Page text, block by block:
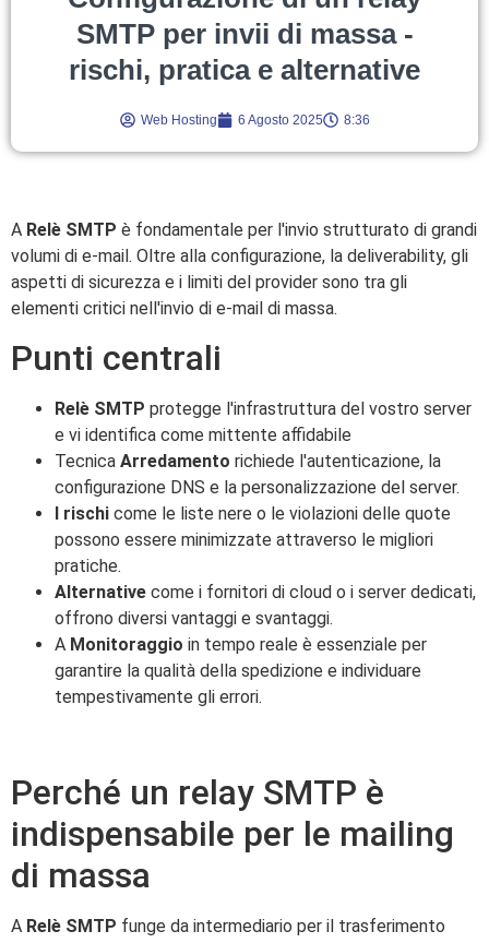
SMTP per invii di massa -
rischi, pratica e alternative
Web Hosting 6 Agosto 2025 8:36
A Relè SMTP è fondamentale per l'invio strutturato di grandi
volumi di e-mail. Oltre alla configurazione, la deliverability, gli
aspetti di sicurezza e i limiti del provider sono tra gli
elementi critici nell'invio di e-mail di massa.
Punti centrali
Relè SMTP protegge l'infrastruttura del vostro server
e vi identifica come mittente affidabile
Tecnica Arredamento richiede l'autenticazione, la
configurazione DNS e la personalizzazione del server.
I rischi come le liste nere o le violazioni delle quote
possono essere minimizzate attraverso le migliori
pratiche.
Alternative come i fornitori di cloud o i server dedicati,
offrono diversi vantaggi e svantaggi.
A Monitoraggio in tempo reale è essenziale per
garantire la qualità della spedizione e individuare
tempestivamente gli errori.
Perché un relay SMTP è
indispensabile per le mailing
di massa
A Relè SMTP funge da intermediario per il trasferimento